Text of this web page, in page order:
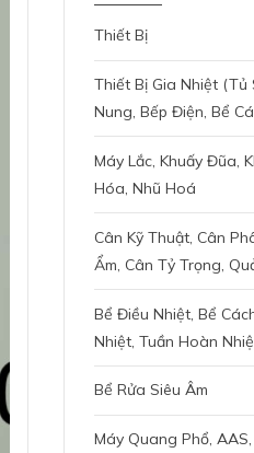
Thiết Bị
Thiết Bị Gia Nhiệt (tủ
Nung, Bếp Điện, Bể
Máy Lắc, Khuấy Đũa,
Hóa, Nhũ Hoá
Cân Kỹ Thuật, Cân
Ẩm, Cân Tỷ Trọng,
Bể Điều Nhiệt, Bể
Nhiệt, Tuần Hoàn
Bể Rửa Siêu Âm
Máy Quang Phổ, AAS,